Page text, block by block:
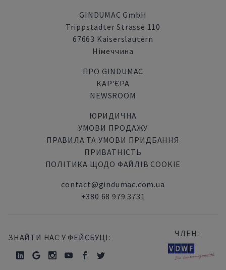
GINDUMAC GmbH
Trippstadter Strasse 110
67663 Kaiserslautern
Німеччина
ПРО GINDUMAC
КАР'ЄРА
NEWSROOM
ЮРИДИЧНА
УМОВИ ПРОДАЖУ
ПРАВИЛА ТА УМОВИ ПРИДБАННЯ
ПРИВАТНІСТЬ
ПОЛІТИКА ЩОДО ФАЙЛІВ COOKIE
contact@gindumac.com.ua
+380 68 979 3731
ЗНАЙТИ НАС У ФЕЙСБУЦІ: ЧЛЕН: